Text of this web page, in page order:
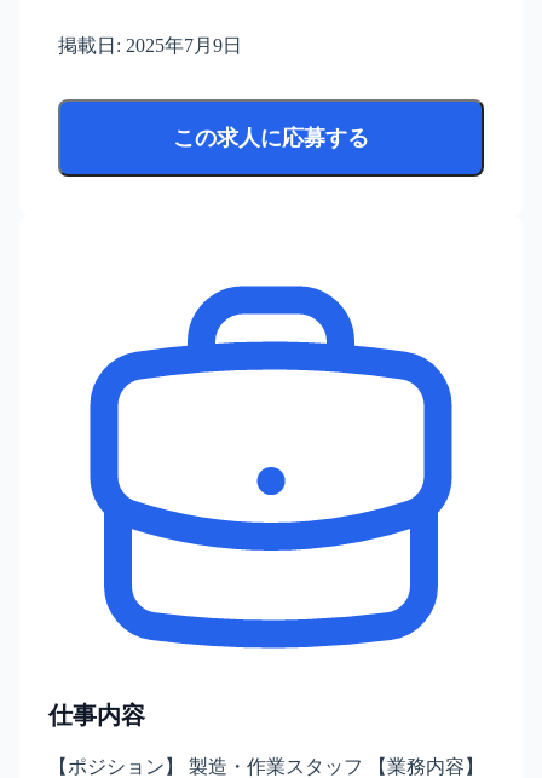
掲載日: 2025年7月9日
この求人に応募する
仕事内容
【ポジション】 製造・作業スタッフ 【業務内容】